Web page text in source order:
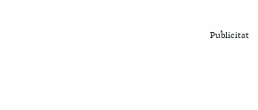
Publicitat